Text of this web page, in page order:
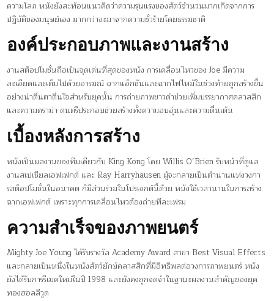
ความโลภ หนังยังสะท้อนแนวคิดว่าความรุนแรงของสัตว์จำนวนมากเกิดจากการ
ปฏิบัติของมนุษย์เอง มากกว่าจะมาจากความชั่วร้ายโดยธรรมชาติ
องค์ประกอบภาพและงานสร้าง
งานสต็อปโมชั่นถือเป็นจุดเด่นที่สุดของหนัง การเคลื่อนไหวของ Joe มีความ
ละเอียดและเต็มไปด้วยอารมณ์ ฉากแอ็กชันและฉากไฟไหม้ในช่วงท้ายถูกสร้างขึ้น
อย่างน่าตื่นตาตื่นใจสำหรับยุคนั้น การถ่ายภาพขาวดำช่วยเพิ่มบรรยากาศคลาสสิก
และความดราม่า ดนตรีประกอบช่วยสร้างทั้งความอบอุ่นและความตื่นเต้น
เบื้องหลังการสร้าง
หนังเป็นผลงานของทีมเดียวกับ King Kong โดย Willis O’Brien รับหน้าที่ดูแล
งานสเปเชียลเอฟเฟกต์ และ Ray Harryhausen ผู้จะกลายเป็นตำนานแห่งวงกา
รสต็อปโมชั่นในอนาคต ก็มีส่วนร่วมในโปรเจกต์นี้ด้วย หนังใช้เวลานานในการสร้าง
ฉากเอฟเฟกต์ เพราะทุกการเคลื่อนไหวต้องถ่ายทีละเฟรม
ความสำเร็จของภาพยนตร์
Mighty Joe Young ได้รับรางวัล Academy Award สาขา Best Visual Effects
และกลายเป็นหนึ่งในหนังสัตว์ยักษ์คลาสสิกที่มีอิทธิพลต่อวงการภาพยนตร์ หนัง
ยังได้รับการรีเมคใหม่ในปี 1998 และยังคงถูกจดจำในฐานะผลงานสำคัญของยุค
ทองฮอลลีวูด